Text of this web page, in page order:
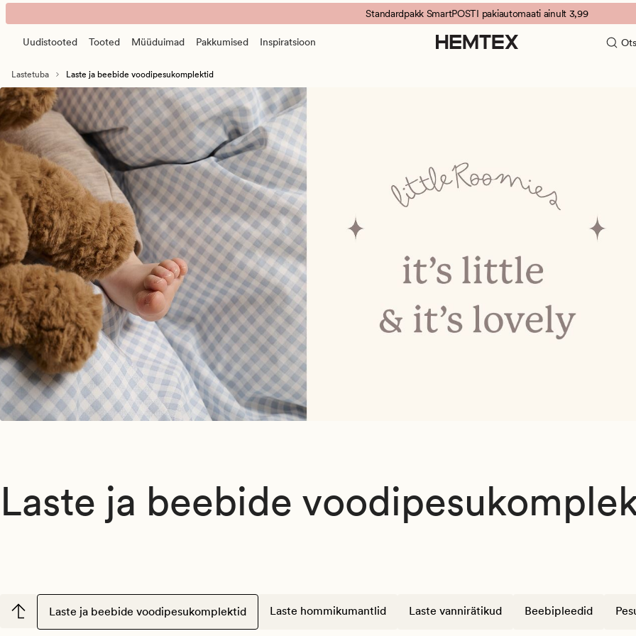
Laste
ja
beebide
banner.
Press
to
pause.
Standardpakk SmartPOSTI pakiautomaati ainult 3,99
Uudistooted Tooted Müüduimad Pakkumised Inspiratsioon
Lastetuba Laste ja beebide voodipesukomplektid
Laste ja beebide
Laste ja beebide voodipesukomplektid Laste hommikumantlid Laste vannirätikud Beebipleedid